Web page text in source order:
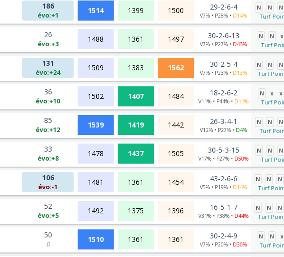
186
évo:+1
1514 1399 1500 29-2-6-4
V7% • P28% • D14%
N N
N
Turf
26
évo:+3
1488 1361 1497 30-2-6-13
V7% • P27% • D43%
N N
x
Turf
131
évo:+24
1509 1383 1562 30-2-5-4
V7% • P23% • D13%
N N
N
Turf
36
évo:+10
1502 1407 1484 18-2-6-2
V11% • P44% • D11%
N x
x
Turf
85
évo:+12
1539 1419 1442 26-3-4-1
V12% • P27% • D4%
N N
N
Turf
33
évo:+8
1478 1437 1505 30-5-3-15
V17% • P27% • D50%
N N
N
Turf
106
évo:-1
1481 1361 1454 43-2-6-6
V5% • P19% • D14%
N N
N
Turf
52
évo:+5
1492 1375 1396 16-5-1-7
V31% • P38% • D44%
N N
N
Turf
50
0
1510 1361 1361 30-2-4-9
V7% • P20% • D30%
N N
x
Turf